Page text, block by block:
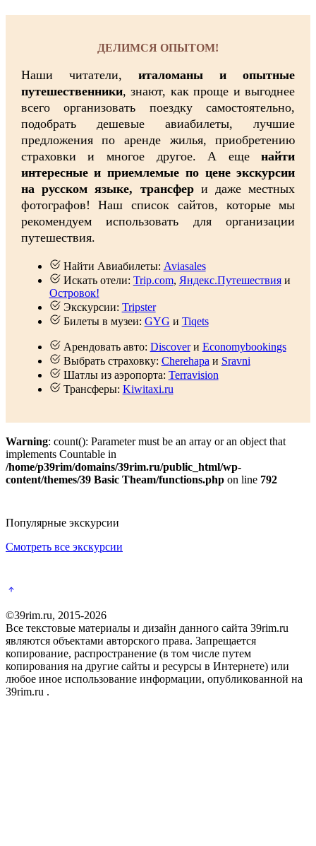
ДЕЛИМСЯ ОПЫТОМ!
Наши читатели, италоманы и опытные
путешественники, знают, как проще и выгоднее
всего организовать поездку самостоятельно,
подобрать дешевые авиабилеты, лучшие
предложения по аренде жилья, приобретению
страховки и многое другое. А ещенайти
интересные и приемлемые по цене экскурсии
на русском языке, трансфери даже местных
фотографов! Наш список сайтов, которые мы
рекомендуем использовать для организации
путешествия.
Найти Авиабилеты: Aviasales
Искать отели: Trip.com, Яндекс.Путешествияи
Островок!
Экскурсии: Tripster
Билеты в музеи: GYG и Tiqets
Арендовать авто: Discoverи Economybookings
Выбрать страховку: Cherehapa и Sravni
Шатлы из аэропорта: Terravision
Трансферы: Kiwitaxi.ru
Warning: count(): Parameter must be an array or an object that
implements Countable in
/home/p39rim/domains/39rim.ru/public_html/wp-
content/themes/39 Basic Theam/functions.php on line 792
Популярные экскурсии
Смотреть все экскурсии
©39rim.ru, 2015-2026
Все текстовые материалы и дизайн данного сайта 39rim.ru
являются объектами авторского права. Запрещается
копирование, распространение (в том числе путем
копирования на другие сайты и ресурсы в Интернете) или
любое иное использование информации, опубликованной на
39rim.ru .